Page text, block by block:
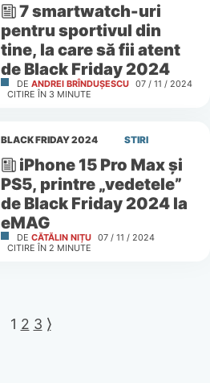
7 smartwatch-uri
pentru sportivul din
tine, la care să fii atent
de Black Friday 2024
DE ANDREI BRÎNDUȘESCU 07 / 11 / 2024
CITIRE ÎN 3 MINUTE
BLACK FRIDAY 2024 STIRI
iPhone 15 Pro Max și
PS5, printre „vedetele”
de Black Friday 2024 la
eMAG
DE CĂTĂLIN NIȚU 07 / 11 / 2024
CITIRE ÎN 2 MINUTE
1 2 3 ⟩